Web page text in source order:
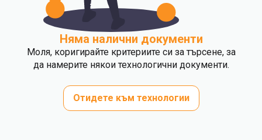
Няма налични документи
Моля, коригирайте критериите си за търсене, за
да намерите някои технологични документи.
Отидете към технологии